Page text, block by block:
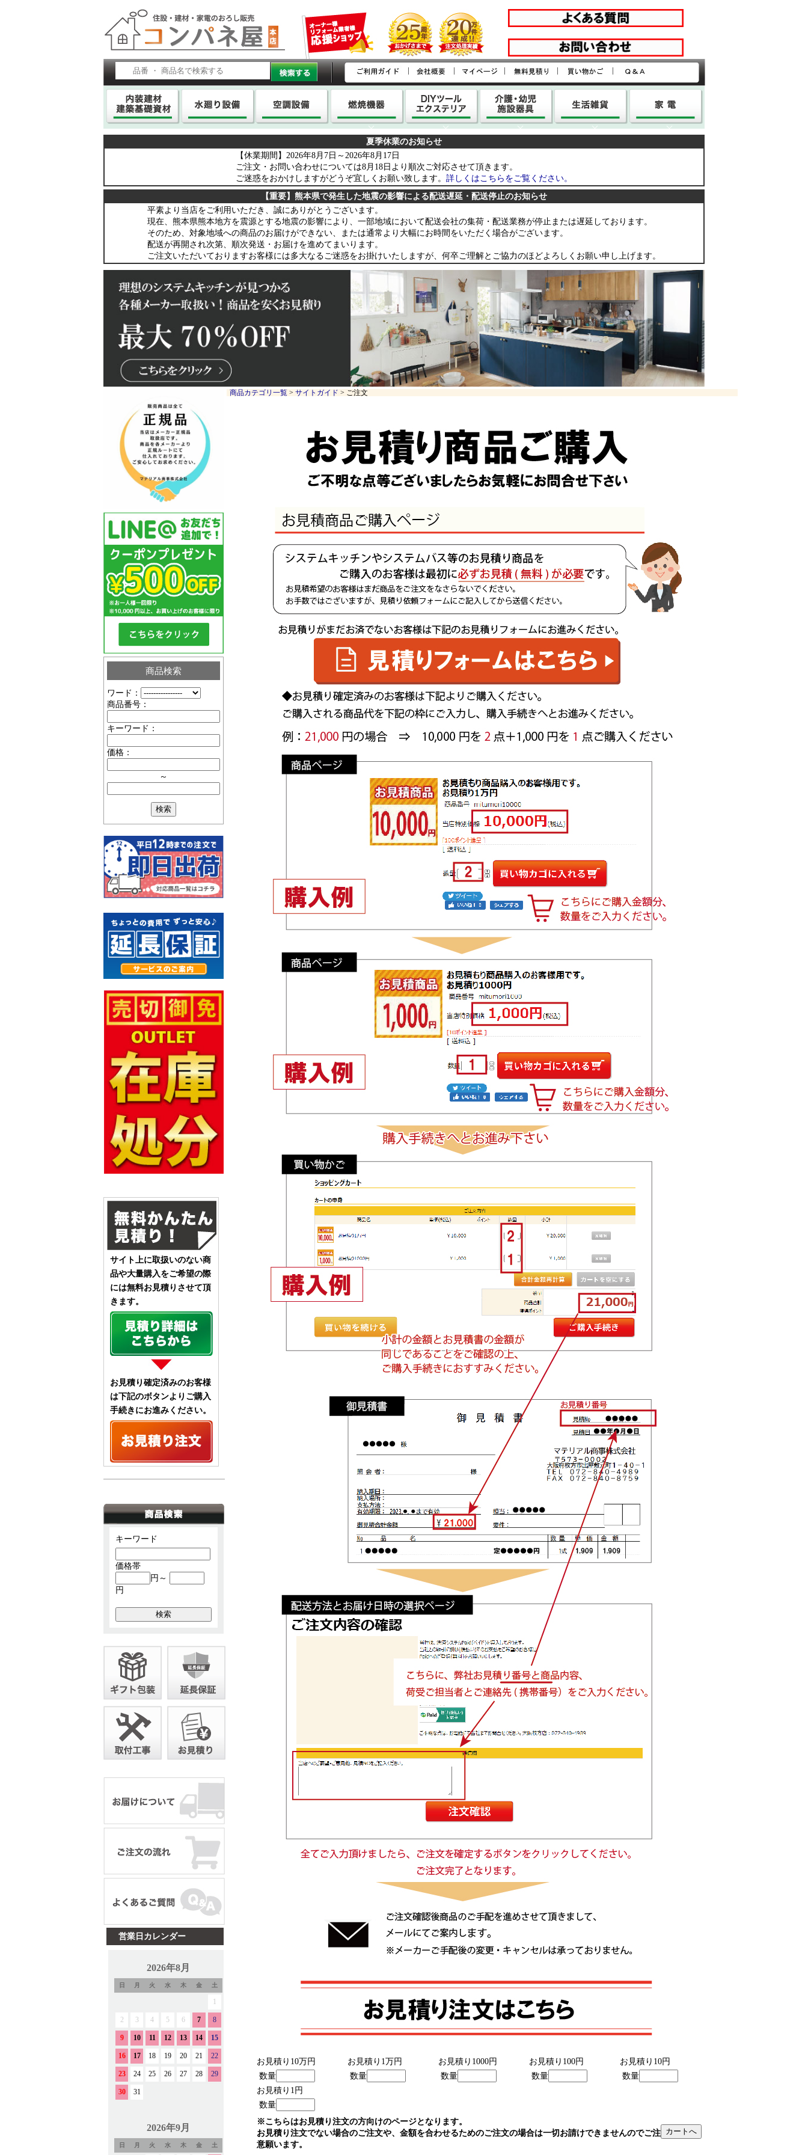
夏季休業のお知らせ
【休業期間】2026年8月7日～2026年8月17日
ご注文・お問い合わせについては8月18日より順次ご対応させて頂きます。
ご迷惑をおかけしますがどうぞ宜しくお願い致します。 詳しくはこちらをご覧ください。
【重要】熊本県で発生した地震の影響による配送遅延・配送停止のお知らせ
平素より当店をご利用いただき、誠にありがとうございます。
現在、熊本県熊本地方を震源とする地震の影響により、一部地域において配送会社の集荷・配送業務が停止または遅延しております。
そのため、対象地域への商品のお届けができない、または通常より大幅にお時間をいただく場合がございます。
配送が再開され次第、順次発送・お届けを進めてまいります。
ご注文いただいておりますお客様には多大なるご迷惑をお掛けいたしますが、何卒ご理解とご協力のほどよろしくお願い申し上げます。
商品検索
ワード：
商品番号：
キーワード：
価格：
～
サイト上に取扱いのない商
品や大量購入をご希望の際
には無料お見積りさせて頂
きます。
お見積り確定済みのお客様
は下記のボタンよりご購入
手続きにお進みください。
キーワード
価格帯
円～
円
営業日カレンダー
商品カテゴリ一覧 > サイトガイド > ご注文
お見積り10万円
数量
お見積り1万円
数量
お見積り1000円
数量
お見積り100円
数量
お見積り10円
数量
お見積り1円
数量
※こちらはお見積り注文の方向けのページとなります。
お見積り注文でない場合のご注文や、金額を合わせるためのご注文の場合は一切お請けできませんのでご注
意願います。